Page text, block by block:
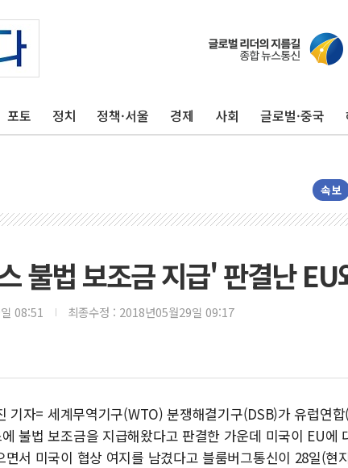
포토 정치 정책·서울 경제 사회 글로벌·중국
속보
불법 보조금 지급' 판결난 EU
08:51 최종수정 : 2018년05월29일 09:17
기자= 세계무역기구(WTO) 분쟁해결기구(DSB)가 유럽연
불법 보조금을 지급해왔다고 판결한 가운데 미국이 EU에
서 미국이 협상 여지를 남겼다고 블룸버그통신이 28일(현